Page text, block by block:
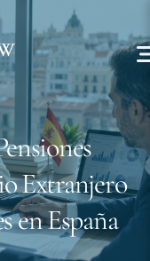
Extranjero
en España